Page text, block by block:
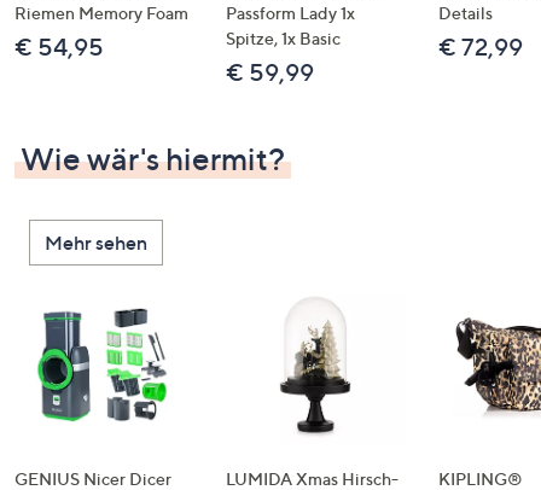
Riemen Memory Foam
€ 54,95
Passform Lady 1x
Spitze, 1x Basic
€ 59,99
Details
€ 72,99
Wie wär's hiermit?
Mehr sehen
GENIUS Nicer Dicer
LUMIDA Xmas Hirsch-
KIPLING®